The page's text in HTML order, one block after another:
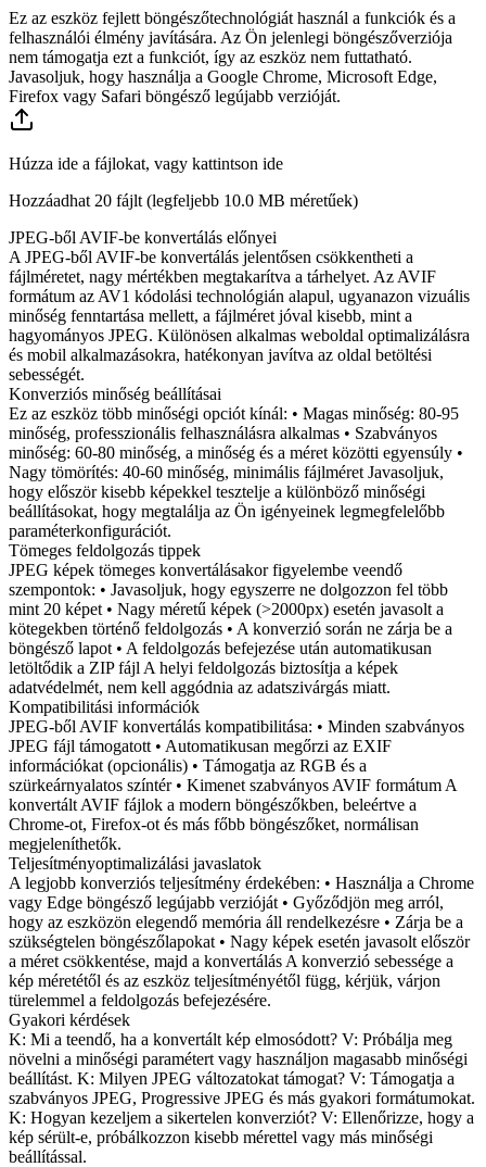
Ez az eszköz fejlett böngészőtechnológiát használ a funkciók és a
felhasználói élmény javítására. Az Ön jelenlegi böngészőverziója
nem támogatja ezt a funkciót, így az eszköz nem futtatható.
Javasoljuk, hogy használja a Google Chrome, Microsoft Edge,
Firefox vagy Safari böngésző legújabb verzióját.
Húzza ide a fájlokat, vagy kattintson ide
Hozzáadhat 20 fájlt (legfeljebb 10.0 MB méretűek)
JPEG-ből AVIF-be konvertálás előnyei
A JPEG-ből AVIF-be konvertálás jelentősen csökkentheti a
fájlméretet, nagy mértékben megtakarítva a tárhelyet. Az AVIF
formátum az AV1 kódolási technológián alapul, ugyanazon vizuális
minőség fenntartása mellett, a fájlméret jóval kisebb, mint a
hagyományos JPEG. Különösen alkalmas weboldal optimalizálásra
és mobil alkalmazásokra, hatékonyan javítva az oldal betöltési
sebességét.
Konverziós minőség beállításai
Ez az eszköz több minőségi opciót kínál: • Magas minőség: 80-95
minőség, professzionális felhasználásra alkalmas • Szabványos
minőség: 60-80 minőség, a minőség és a méret közötti egyensúly •
Nagy tömörítés: 40-60 minőség, minimális fájlméret Javasoljuk,
hogy először kisebb képekkel tesztelje a különböző minőségi
beállításokat, hogy megtalálja az Ön igényeinek legmegfelelőbb
paraméterkonfigurációt.
Tömeges feldolgozás tippek
JPEG képek tömeges konvertálásakor figyelembe veendő
szempontok: • Javasoljuk, hogy egyszerre ne dolgozzon fel több
mint 20 képet • Nagy méretű képek (>2000px) esetén javasolt a
kötegekben történő feldolgozás • A konverzió során ne zárja be a
böngésző lapot • A feldolgozás befejezése után automatikusan
letöltődik a ZIP fájl A helyi feldolgozás biztosítja a képek
adatvédelmét, nem kell aggódnia az adatszivárgás miatt.
Kompatibilitási információk
JPEG-ből AVIF konvertálás kompatibilitása: • Minden szabványos
JPEG fájl támogatott • Automatikusan megőrzi az EXIF
információkat (opcionális) • Támogatja az RGB és a
szürkeárnyalatos színtér • Kimenet szabványos AVIF formátum A
konvertált AVIF fájlok a modern böngészőkben, beleértve a
Chrome-ot, Firefox-ot és más főbb böngészőket, normálisan
megjeleníthetők.
Teljesítményoptimalizálási javaslatok
A legjobb konverziós teljesítmény érdekében: • Használja a Chrome
vagy Edge böngésző legújabb verzióját • Győződjön meg arról,
hogy az eszközön elegendő memória áll rendelkezésre • Zárja be a
szükségtelen böngészőlapokat • Nagy képek esetén javasolt először
a méret csökkentése, majd a konvertálás A konverzió sebessége a
kép méretétől és az eszköz teljesítményétől függ, kérjük, várjon
türelemmel a feldolgozás befejezésére.
Gyakori kérdések
K: Mi a teendő, ha a konvertált kép elmosódott? V: Próbálja meg
növelni a minőségi paramétert vagy használjon magasabb minőségi
beállítást. K: Milyen JPEG változatokat támogat? V: Támogatja a
szabványos JPEG, Progressive JPEG és más gyakori formátumokat.
K: Hogyan kezeljem a sikertelen konverziót? V: Ellenőrizze, hogy a
kép sérült-e, próbálkozzon kisebb mérettel vagy más minőségi
beállítással.